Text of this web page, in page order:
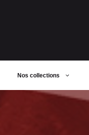
Nos collections